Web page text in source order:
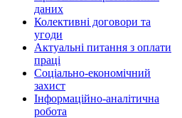
даних
Колективні договори та
угоди
Актуальні питання з оплати
праці
Соціально-економічний
захист
Інформаційно-аналітична
робота